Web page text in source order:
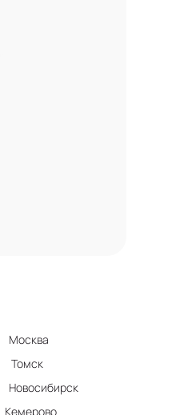
Москва
Томск
Новосибирск
Кемерово